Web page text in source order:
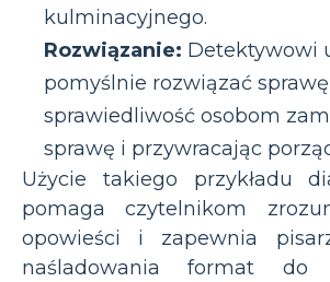
kulminacyjnego.
Rozwiązanie: Detektywowi
pomyślnie rozwiązać
sprawiedliwość osobom
sprawę i przywracając
Użycie takiego przykładu
pomaga czytelnikom
opowieści i zapewnia
naśladowania format do